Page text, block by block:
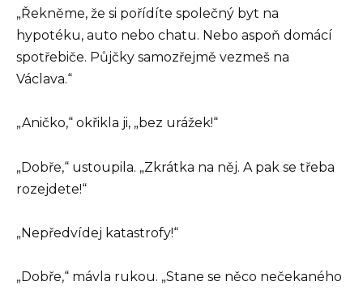
„Řekněme, že si pořídíte společný byt na
hypotéku, auto nebo chatu. Nebo aspoň domácí
spotřebiče. Půjčky samozřejmě vezmeš na
Václava.“
„Aničko,“ okřikla ji, „bez urážek!“
„Dobře,“ ustoupila. „Zkrátka na něj. A pak se třeba
rozejdete!“
„Nepředvídej katastrofy!“
„Dobře,“ mávla rukou. „Stane se něco nečekaného